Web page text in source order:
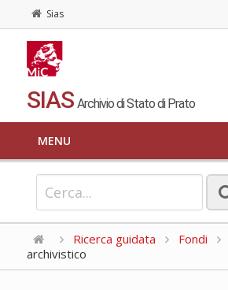
Sias
SIAS Archivio di Stato di Prato
MENU
Ricerca guidata Fondi
archivistico